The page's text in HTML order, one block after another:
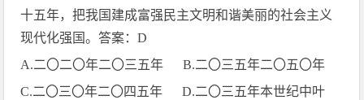
十五年，把我国建成富强民主文明和谐美丽的社会主义
现代化强国。答案：D
A.二〇二〇年二〇三五年 B.二〇三五年二〇五〇年
C.二〇三〇年二〇四五年 D.二〇三五年本世纪中叶